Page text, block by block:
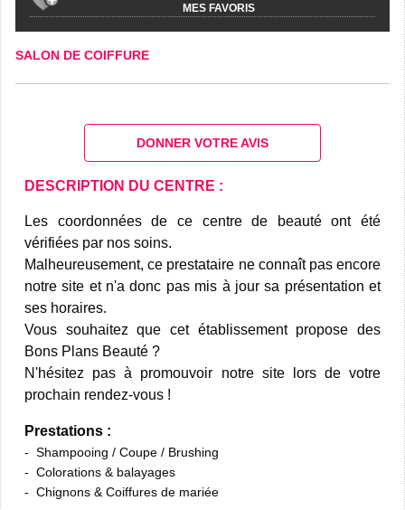
MES FAVORIS
SALON DE COIFFURE
DONNER VOTRE AVIS
DESCRIPTION DU CENTRE :
Les coordonnées de ce centre de beauté ont été
vérifiées par nos soins.
Malheureusement, ce prestataire ne connaît pas encore
notre site et n'a donc pas mis à jour sa présentation et
ses horaires.
Vous souhaitez que cet établissement propose des
Bons Plans Beauté ?
N'hésitez pas à promouvoir notre site lors de votre
prochain rendez-vous !
Prestations :
Shampooing / Coupe / Brushing
Colorations & balayages
Chignons & Coiffures de mariée